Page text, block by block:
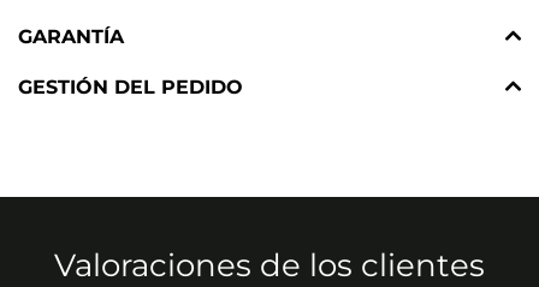
GARANTÍA
GESTIÓN DEL PEDIDO
Valoraciones de los clientes